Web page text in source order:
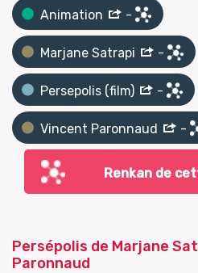
Animation -
Marjane Satrapi -
Persepolis (film) -
Vincent Paronnaud -
Renkan de
Persépolis de Marjane
Paronnaud